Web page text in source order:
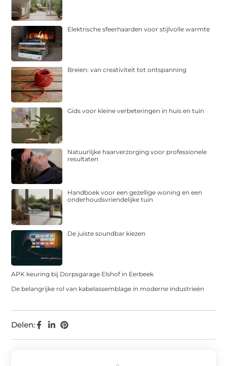
Delen:
Elektrische sfeerhaarden voor stijlvolle warmte
Breien: van creativiteit tot ontspanning
Gids voor kleine verbeteringen in huis en tuin
Natuurlijke haarverzorging voor professionele
resultaten
Handboek voor een gezellige woning en een
onderhoudsvriendelijke tuin
De juiste soundbar kiezen
APK keuring bij Dorpsgarage Elshof in Eerbeek
De belangrijke rol van kabelassemblage in moderne industrieën